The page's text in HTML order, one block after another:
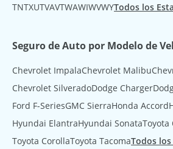
TNTXUTVAVTWAWIWVWYTodos los
Seguro de Auto por Modelo de
Chevrolet ImpalaChevrolet Malibu
Chevrolet SilveradoDodge Charger
Ford F-SeriesGMC SierraHonda Accord
Hyundai ElantraHyundai SonataToyota
Toyota CorollaToyota TacomaTodos